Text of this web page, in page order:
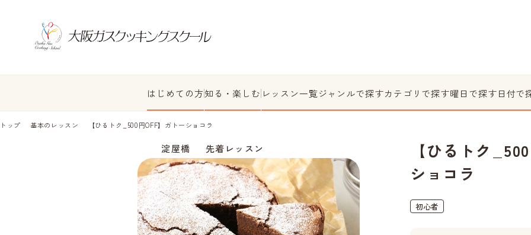
はじめての方知る・楽しむ レッスン一覧ジャンルで探すカテゴリで探す曜日で探す日付で
トップ 基本のレッスン 【ひるトク_500円OFF】ガトーショコラ
淀屋橋 先着レッスン
【ひるトク
ショコラ
初心者